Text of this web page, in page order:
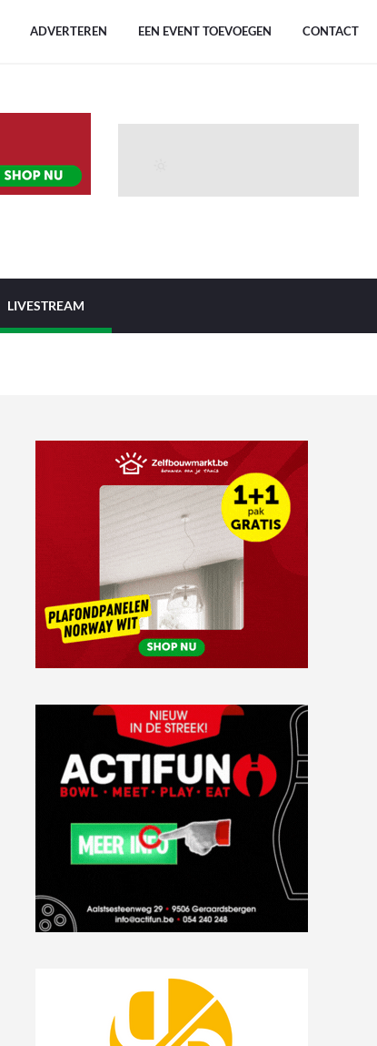
ADVERTEREN EEN EVENT TOEVOEGEN CONTACT
LIVESTREAM